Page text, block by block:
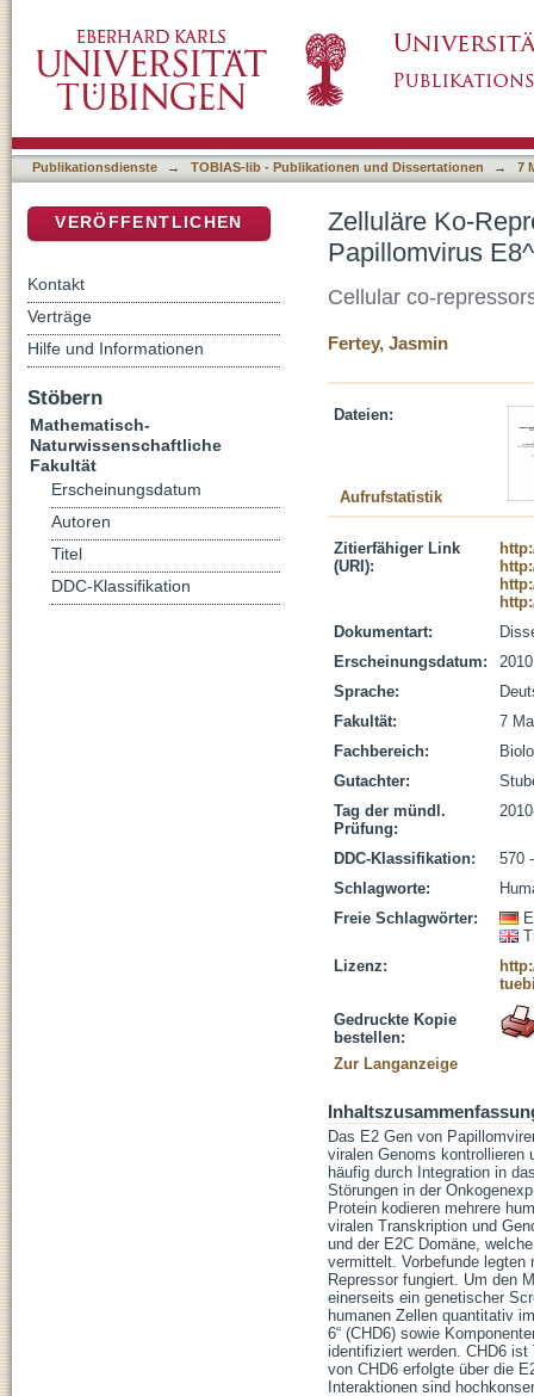
Publikationsdienste → TOBIAS-lib - Publikationen und Dissertationen → 7
Zelluläre Ko-
Papillomvirus
Cellular co-
Fertey, Jasmin
Dateien:
Aufrufstatistik
Zitierfähiger Link
(URI):
Dokumentart:
Erscheinungsdatum:
2010
Sprache:
Fakultät:
7
Fachbereich:
Gutachter:
Tag der mündl.
Prüfung:
DDC-Klassifikation:
570
Schlagworte:
Freie Schlagwörter:
Lizenz:
Gedruckte Kopie
bestellen:
Zur Langanzeige
Das E2 Gen von
viralen Genoms kontrollieren
häufig durch Integration in
Störungen in der
Protein kodieren mehrere
viralen Transkription und
und der E2C Domäne,
vermittelt. Vorbefunde
Repressor fungiert. Um den
einerseits ein genetischer
humanen Zellen quantitativ
6“ (CHD6) sowie
identifiziert werden. CHD6
von CHD6 erfolgte über die
Interaktionen sind
VERÖFFENTLICHEN
Kontakt
Verträge
Hilfe und Informationen
Stöbern
Mathematisch-
Naturwissenschaftliche
Fakultät
Erscheinungsdatum
Autoren
Titel
DDC-Klassifikation